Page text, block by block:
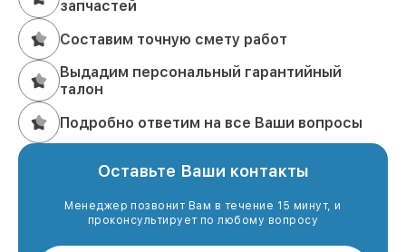
запчастей
Составим точную смету работ
Выдадим персональный гарантийный
талон
Подробно ответим на все Ваши вопросы
Оставьте Ваши контакты
Менеджер позвонит Вам в течение 15 минут, и
проконсультирует по любому вопросу